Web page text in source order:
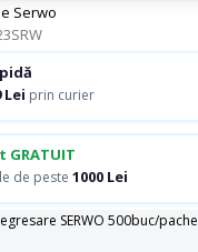
Serwo
Lei prin curier
de peste 1000 Lei
SERWO 500buc/